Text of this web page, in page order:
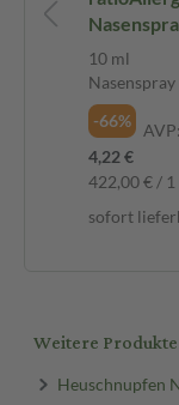
10 ml
Nasenspray
-66%
AVP:
4,22 €
422,00 € / 1
sofort
Weitere
Heuschnupfen